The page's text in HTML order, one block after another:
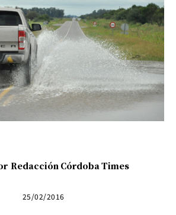
Redacción Córdoba Times
25/02/2016